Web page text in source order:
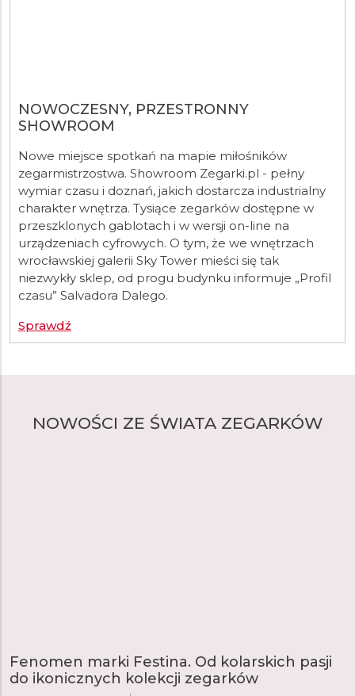
NOWOCZESNY, PRZESTRONNY
SHOWROOM
Nowe miejsce spotkań na mapie miłośników
zegarmistrzostwa. Showroom Zegarki.pl - pełny
wymiar czasu i doznań, jakich dostarcza industrialny
charakter wnętrza. Tysiące zegarków dostępne w
przeszklonych gablotach i w wersji on-line na
urządzeniach cyfrowych. O tym, że we wnętrzach
wrocławskiej galerii Sky Tower mieści się tak
niezwykły sklep, od progu budynku informuje „Profil
czasu” Salvadora Dalego.
Sprawdź
NOWOŚCI ZE ŚWIATA ZEGARKÓW
Fenomen marki Festina. Od kolarskich pasji
do ikonicznych kolekcji zegarków